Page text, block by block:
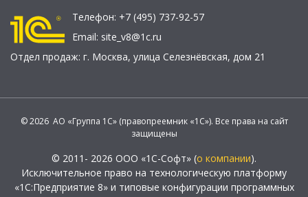
Телефон: +7 (495) 737-92-57
Email: site_v8@1c.ru
Отдел продаж: г. Москва, улица Селезнёвская, дом 21
© 2026 АО «Группа 1С» (правопреемник «1С»). Все права на сайт
защищены
© 2011- 2026 ООО «1С-Софт» (о компании).
Исключительное право на технологическую платформу
«1С:Предприятие 8» и типовые конфигурации программных